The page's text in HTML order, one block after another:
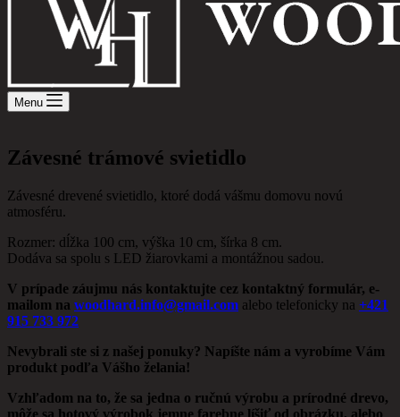
Menu
Závesné trámové svietidlo
Závesné drevené svietidlo, ktoré dodá vášmu domovu novú
atmosféru.
Rozmer: dĺžka 100 cm, výška 10 cm, šírka 8 cm.
Dodáva sa spolu s LED žiarovkami a montážnou sadou.
V prípade záujmu nás kontaktujte cez kontaktný formulár, e-
mailom na woodhard.info@gmail.com alebo telefonicky na +421
915 733 972
Nevybrali ste si z našej ponuky? Napíšte nám a vyrobíme Vám
produkt podľa Vášho želania!
Vzhľadom na to, že sa jedna o ručnú výrobu a prírodné drevo,